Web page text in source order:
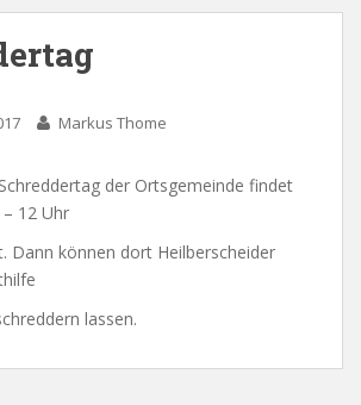
Markus Thome
der Ortsgemeinde findet
12 Uhr
Dann können dort Heilberscheider
lassen.